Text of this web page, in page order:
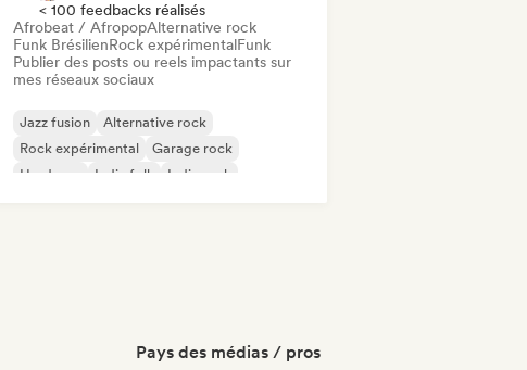
< 100 feedbacks réalisés
Afrobeat / AfropopAlternative rock
Funk BrésilienRock expérimentalFunk
Publier des posts ou reels impactants sur
mes réseaux sociaux
Jazz fusion
Alternative rock
Rock expérimental
Garage rock
Hardcore
Indie folk
Indie rock
Pays des médias / pros